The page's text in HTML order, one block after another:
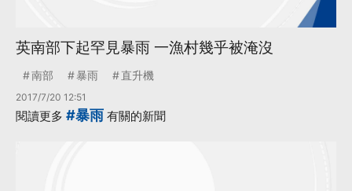
英南部下起罕見暴雨 一漁村幾乎被淹沒
南部 暴雨 直升機
2017/7/20 12:51
閱讀更多 #暴雨 有關的新聞